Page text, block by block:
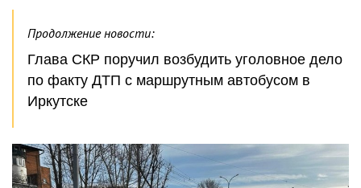
Продолжение новости:
Глава СКР поручил возбудить уголовное дело
по факту ДТП с маршрутным автобусом в
Иркутске